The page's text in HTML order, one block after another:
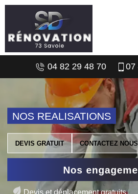
04 82 29 48 70 07
NOS REALISATIONS
DEVIS GRATUIT CONTACTEZ NOUS
Nos
Devis et déplacement gratuits